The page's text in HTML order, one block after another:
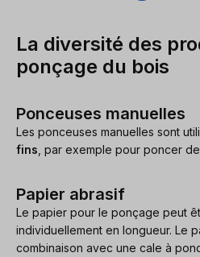
La diversité des
ponçage du bois
Ponceuses manuelles
Les ponceuses manuelles sont
fins , par exemple pour poncer
Papier abrasif
Le papier pour le ponçage peut
individuellement en longueur. Le
combinaison avec une cale à